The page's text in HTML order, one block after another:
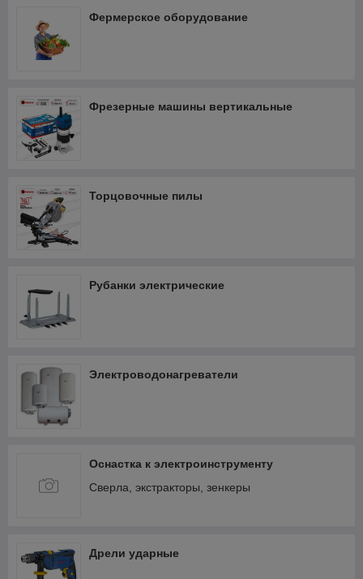
Фермерское оборудование
Фрезерные машины вертикальные
Торцовочные пилы
Рубанки электрические
Электроводонагреватели
Оснастка к электроинструменту
Сверла, экстракторы, зенкеры
Дрели ударные